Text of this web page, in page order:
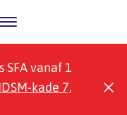
vanaf 1
kade 7,